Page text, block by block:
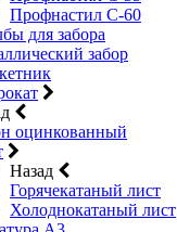
Профнастил С-60
для забора
забор
оцинкованный
Назад
Горячекатаный лист
Холоднокатаный лист